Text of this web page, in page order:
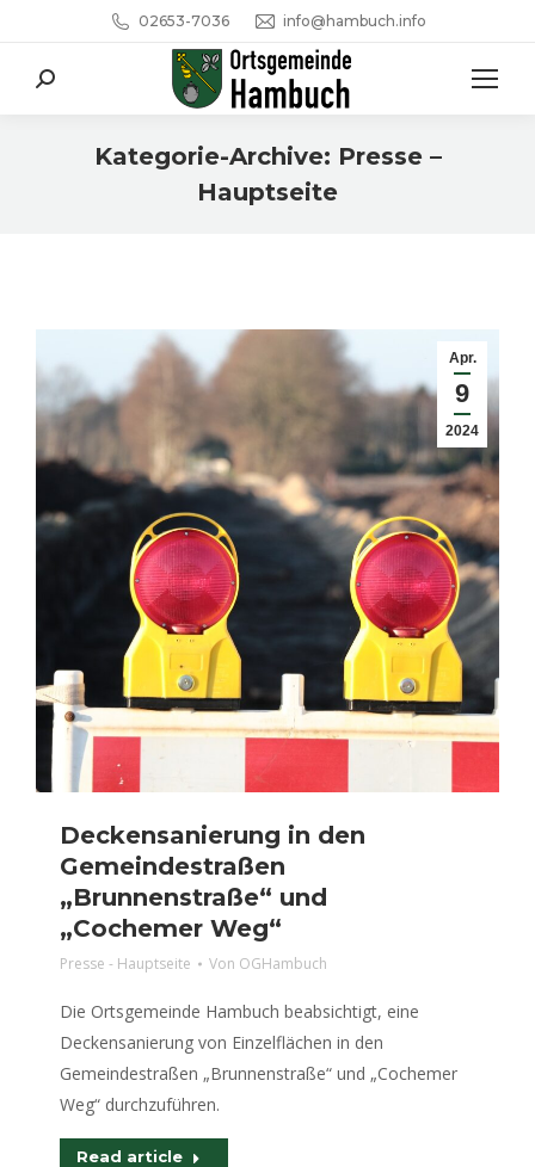
02653-7036 info@hambuch.info
Search:
Kategorie-Archive: Presse –
Hauptseite
Apr.
9
2024
Deckensanierung in den
Gemeindestraßen
„Brunnenstraße“ und
„Cochemer Weg“
Presse - Hauptseite Von OGHambuch
Die Ortsgemeinde Hambuch beabsichtigt, eine
Deckensanierung von Einzelflächen in den
Gemeindestraßen „Brunnenstraße“ und „Cochemer
Weg“ durchzuführen.
Read article